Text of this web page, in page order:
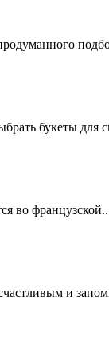
букеты для
во
и